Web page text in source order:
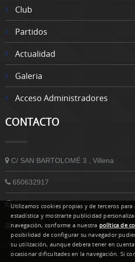
Club
Partidos
Actualidad
Galeria
Acceso Administradores
CONTACTO
C/ SAN BARTOLOMÉ 3 , Villena
650632917
Fax-965802636
villenacf@gmail.com
Utilizamos cookies propias y de terceros
estadística y mostrarte publicidad
navegación, conforme a nuestra política de
posibilidad de configurar su navegador
su utilización, aunque debera tener en
ocasionar dificultades en la navegación. Si